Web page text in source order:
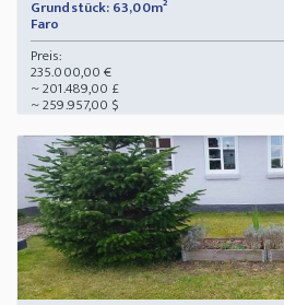
Grundstück: 63,00m²
Faro
Preis:
235.000,00 €
~ 201.489,00 £
~ 259.957,00 $